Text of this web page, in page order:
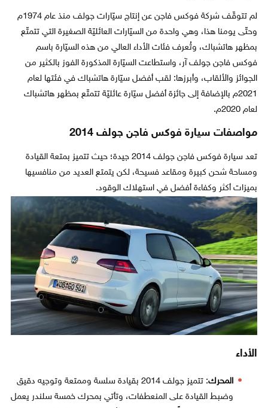
لم تتوقّف شركة فوكس فاجن عن إنتاج سيّارات جولف منذ عام 1974م
وحتّى يومنا هذا، وهي واحدة من السيّارات العائليّة الصغيرة التي تتمتّع
بمظهر هاتشباك، وتُعرف فئات الأداء العالي من هذه السيّارة باسم
فوكس فاجن جولف آر، واستطاعت السيّارة المذكورة الفوز بالكثير من
الجوائز والألقاب، وأبرزها: لقب أفضل سيّارة هاتشباك في فئتها لعام
2021م بالإضافة إلى جائزة أفضل سيّارة عائليّة تتمتّع بمظهر هاتشباك
لعام 2020م.
مواصفات سيارة فوكس فاجن جولف 2014
تعد سيارة فوكس فاجن جولف 2014 جيدة؛ حيث تتميز بمتعة القيادة
ومساحة شحن كبيرة ومقاعد فسيحة، لكن يتمتع العديد من منافسيها
بميزات أكثر وكفاءة أفضل في استهلاك الوقود.
الأداء
المحرك
: تتميز جولف 2014 بقيادة سلسة وممتعة وتوجيه دقيق
وضبط القيادة على المنعطفات، وتأتي بمحرك خمسة سلندر يعمل